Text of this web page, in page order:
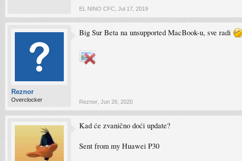
EL NINO CFC Jul 17, 2019
Reznor
Overclocker
Big Sur Beta na unsupported MacBook-u, sve radi
Reznor Jun 26, 2020
Kad će zvanično doći update?
Sent from my Huawei P30